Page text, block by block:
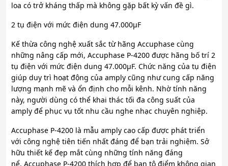
loa có trở kháng thấp mà không gặp bất kỳ vấn đề gì.
2 tụ điện với mức điện dung 47.000μF
Kế thừa công nghệ xuất sắc từ hãng Accuphase cùng
những nâng cấp mới, Accuphase P-4200 được hãng bố trí 2
tụ điện với mức điện dung 47.000μF. Chức năng của tụ điện
giúp duy trì hoạt động của amply cũng như cung cấp năng
lượng mạnh mẽ và ổn định cho mỗi kênh. Nhờ tính năng
này, người dùng có thể khai thác tối đa công suất của
amply để phục vụ tốt nhu cầu nghe nhạc chuyên nghiệp.
Accuphase P-4200 là mẫu amply cao cấp được phát triển
với công nghệ tiên tiến nhất đáng để bạn trải nghiệm. Sở
hữu thiết kế đẹp mắt cùng những tính năng đáng
nể, Accuphase P-4200 thích hợp để bạn tô điểm không gian